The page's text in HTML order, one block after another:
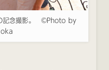
記念撮影。 ©Photo by